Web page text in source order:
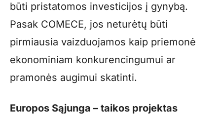
būti pristatomos investicijos į gynybą.
Pasak COMECE, jos neturėtų būti
pirmiausia vaizduojamos kaip priemonė
ekonominiam konkurencingumui ar
pramonės augimui skatinti.
Europos Sąjunga – taikos projektas